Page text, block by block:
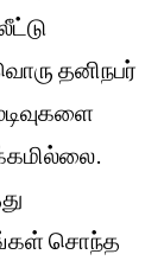
தனிநபர்
சொந்த